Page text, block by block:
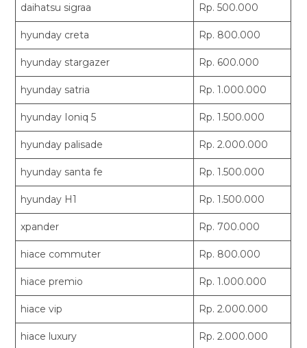
daihatsu sigraa Rp. 500.000
hyunday creta Rp. 800.000
hyunday stargazer Rp. 600.000
hyunday satria Rp. 1.000.000
hyunday Ioniq 5 Rp. 1.500.000
hyunday palisade Rp. 2.000.000
hyunday santa fe Rp. 1.500.000
hyunday H1 Rp. 1.500.000
xpander Rp. 700.000
hiace commuter Rp. 800.000
hiace premio Rp. 1.000.000
hiace vip Rp. 2.000.000
hiace luxury Rp. 2.000.000